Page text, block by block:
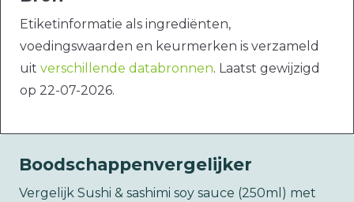
Etiketinformatie als ingrediënten,
voedingswaarden en keurmerken is verzameld
uit verschillende databronnen. Laatst gewijzigd
op 22-07-2026.
Boodschappenvergelijker
Vergelijk Sushi & sashimi soy sauce (250ml) met